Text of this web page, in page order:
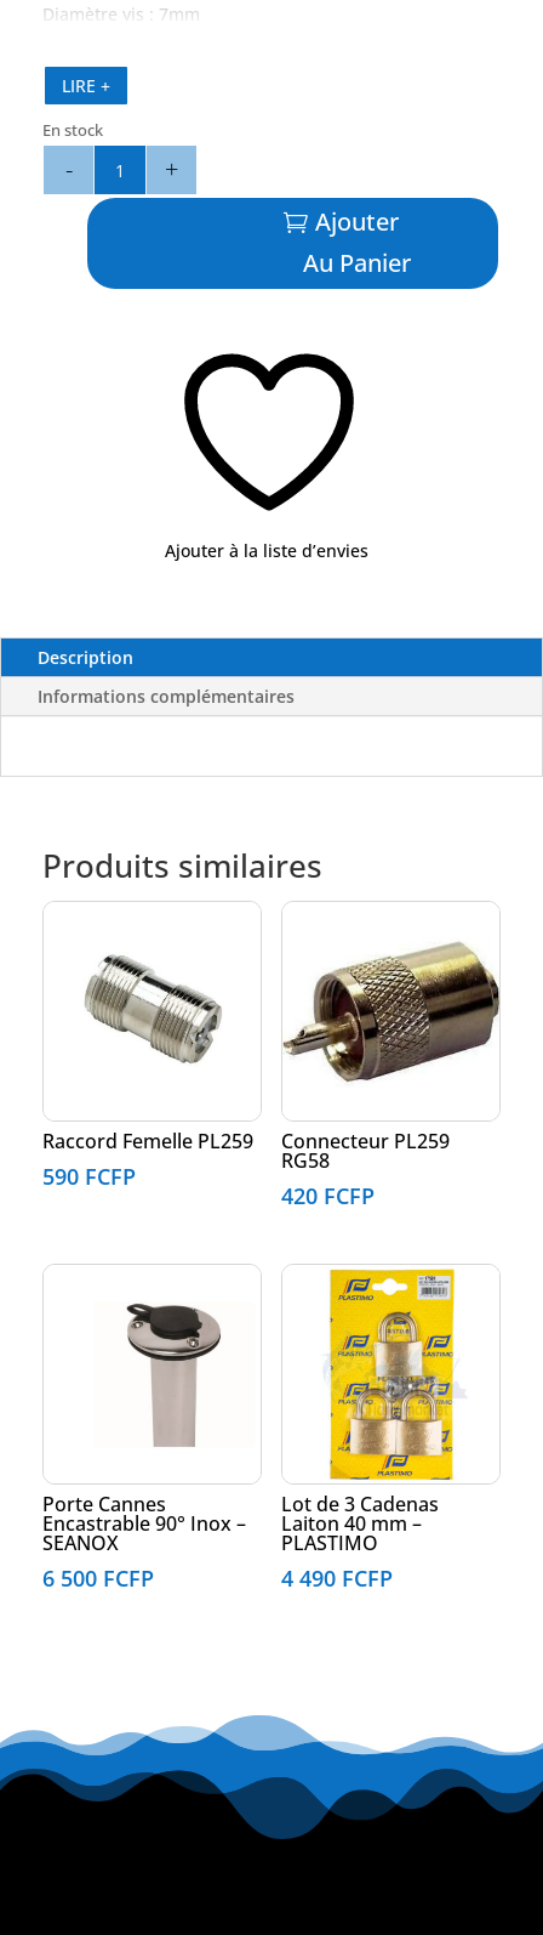
Diamètre vis : 7mm
LIRE +
En stock
Taquet
Ajouter
Au Panier
Ajouter à la liste d’envies
Description
Informations complémentaires
Produits similaires
Raccord Femelle PL259
590 FCFP
Connecteur PL259
RG58
420 FCFP
Porte Cannes
Encastrable 90° Inox –
SEANOX
6 500 FCFP
Lot de 3 Cadenas
Laiton 40 mm –
PLASTIMO
4 490 FCFP